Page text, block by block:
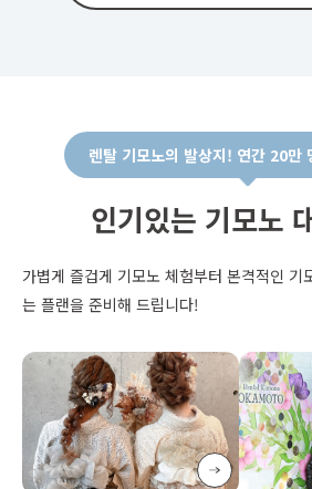
렌탈 기모노의 발상지! 연간 20만
인기있는 기모노
가볍게 즐겁게 기모노 체험부터 본격적인 기
는 플랜을 준비해 드립니다!